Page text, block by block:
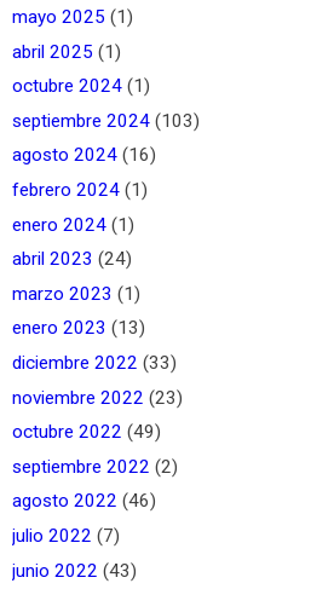
mayo 2025 (1)
abril 2025 (1)
octubre 2024 (1)
septiembre 2024 (103)
agosto 2024 (16)
febrero 2024 (1)
enero 2024 (1)
abril 2023 (24)
marzo 2023 (1)
enero 2023 (13)
diciembre 2022 (33)
noviembre 2022 (23)
octubre 2022 (49)
septiembre 2022 (2)
agosto 2022 (46)
julio 2022 (7)
junio 2022 (43)